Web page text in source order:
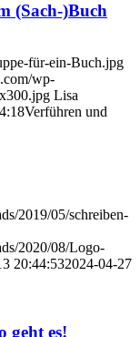
(Sach-)Buch
für-ein-Buch.jpg
wp-
Lisa
Verführen und
2019/05/schreiben-
2020/08/Logo-
20:44:532024-04-27
geht es!